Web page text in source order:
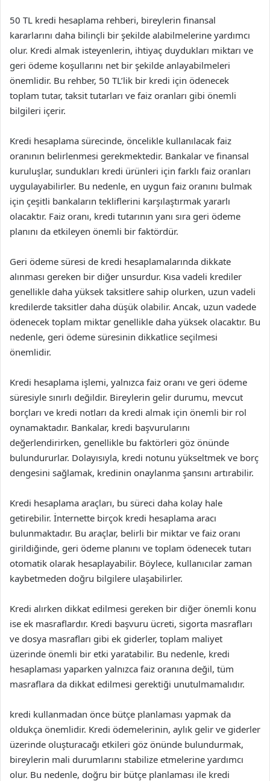
50 TL kredi hesaplama rehberi, bireylerin finansal
kararlarını daha bilinçli bir şekilde alabilmelerine yardımcı
olur. Kredi almak isteyenlerin, ihtiyaç duydukları miktarı ve
geri ödeme koşullarını net bir şekilde anlayabilmeleri
önemlidir. Bu rehber, 50 TL’lik bir kredi için ödenecek
toplam tutar, taksit tutarları ve faiz oranları gibi önemli
bilgileri içerir.
Kredi hesaplama sürecinde, öncelikle kullanılacak faiz
oranının belirlenmesi gerekmektedir. Bankalar ve finansal
kuruluşlar, sundukları kredi ürünleri için farklı faiz oranları
uygulayabilirler. Bu nedenle, en uygun faiz oranını bulmak
için çeşitli bankaların tekliflerini karşılaştırmak yararlı
olacaktır. Faiz oranı, kredi tutarının yanı sıra geri ödeme
planını da etkileyen önemli bir faktördür.
Geri ödeme süresi de kredi hesaplamalarında dikkate
alınması gereken bir diğer unsurdur. Kısa vadeli krediler
genellikle daha yüksek taksitlere sahip olurken, uzun vadeli
kredilerde taksitler daha düşük olabilir. Ancak, uzun vadede
ödenecek toplam miktar genellikle daha yüksek olacaktır. Bu
nedenle, geri ödeme süresinin dikkatlice seçilmesi
önemlidir.
Kredi hesaplama işlemi, yalnızca faiz oranı ve geri ödeme
süresiyle sınırlı değildir. Bireylerin gelir durumu, mevcut
borçları ve kredi notları da kredi almak için önemli bir rol
oynamaktadır. Bankalar, kredi başvurularını
değerlendirirken, genellikle bu faktörleri göz önünde
bulundururlar. Dolayısıyla, kredi notunu yükseltmek ve borç
dengesini sağlamak, kredinin onaylanma şansını artırabilir.
Kredi hesaplama araçları, bu süreci daha kolay hale
getirebilir. İnternette birçok kredi hesaplama aracı
bulunmaktadır. Bu araçlar, belirli bir miktar ve faiz oranı
girildiğinde, geri ödeme planını ve toplam ödenecek tutarı
otomatik olarak hesaplayabilir. Böylece, kullanıcılar zaman
kaybetmeden doğru bilgilere ulaşabilirler.
Kredi alırken dikkat edilmesi gereken bir diğer önemli konu
ise ek masraflardır. Kredi başvuru ücreti, sigorta masrafları
ve dosya masrafları gibi ek giderler, toplam maliyet
üzerinde önemli bir etki yaratabilir. Bu nedenle, kredi
hesaplaması yaparken yalnızca faiz oranına değil, tüm
masraflara da dikkat edilmesi gerektiği unutulmamalıdır.
kredi kullanmadan önce bütçe planlaması yapmak da
oldukça önemlidir. Kredi ödemelerinin, aylık gelir ve giderler
üzerinde oluşturacağı etkileri göz önünde bulundurmak,
bireylerin mali durumlarını stabilize etmelerine yardımcı
olur. Bu nedenle, doğru bir bütçe planlaması ile kredi